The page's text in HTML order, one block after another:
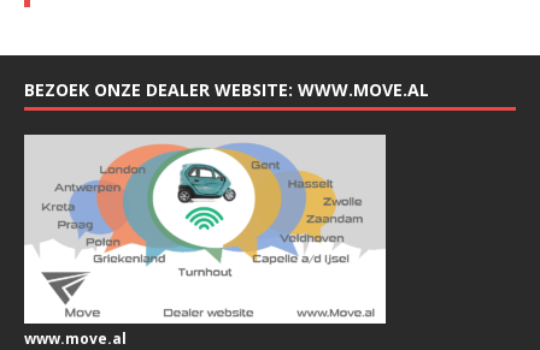
BEZOEK ONZE DEALER WEBSITE: WWW.MOVE.AL
www.move.al